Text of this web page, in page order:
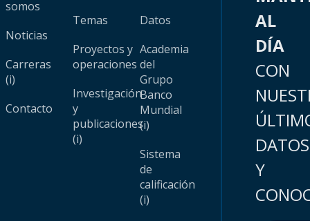
somos
Noticias
Carreras
(i)
Contacto
Temas
Proyectos y
operaciones
Investigación
y
publicaciones
(i)
Datos
Academia
del
Grupo
Banco
Mundial
(i)
Sistema
de
calificación
(i)
AL
DÍA
CON
DATOS
Y